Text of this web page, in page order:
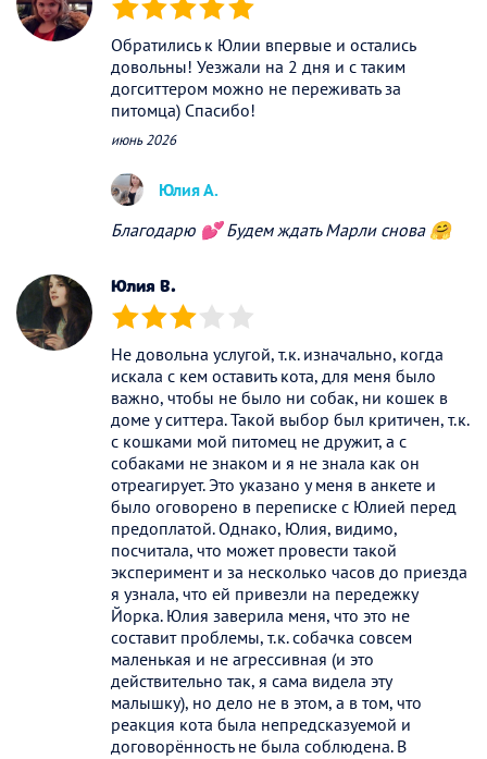
(*) (*) (*) (*) (*)
Обратились к Юлии впервые и остались
довольны! Уезжали на 2 дня и с таким
догситтером можно не переживать за
питомца) Спасибо!
июнь 2026
Юлия А.
Благодарю 💕 Будем ждать Марли снова 🤗
Юлия В.
(*) (*) (*) ( ) ( )
Не довольна услугой, т.к. изначально, когда
искала с кем оставить кота, для меня было
важно, чтобы не было ни собак, ни кошек в
доме у ситтера. Такой выбор был критичен, т.к.
с кошками мой питомец не дружит, а с
собаками не знаком и я не знала как он
отреагирует. Это указано у меня в анкете и
было оговорено в переписке с Юлией перед
предоплатой. Однако, Юлия, видимо,
посчитала, что может провести такой
эксперимент и за несколько часов до приезда
я узнала, что ей привезли на передежку
Йорка. Юлия заверила меня, что это не
составит проблемы, т.к. собачка совсем
маленькая и не агрессивная (и это
действительно так, я сама видела эту
малышку), но дело не в этом, а в том, что
реакция кота была непредсказуемой и
договорённость не была соблюдена. В